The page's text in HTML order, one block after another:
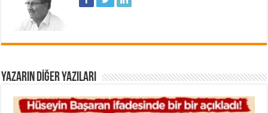
YAZARIN DIĞER YAZILARI